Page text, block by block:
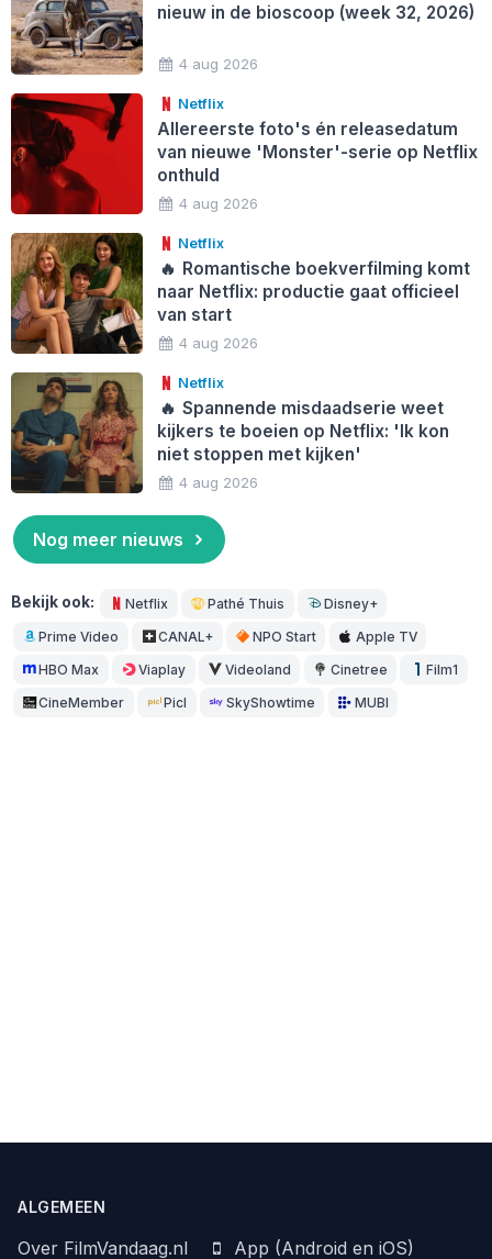
nieuw in de bioscoop (week 32, 2026)
4 aug 2026
Netflix
Allereerste foto's én releasedatum
van nieuwe 'Monster'-serie op Netflix
onthuld
4 aug 2026
Netflix
🔥 Romantische boekverfilming komt
naar Netflix: productie gaat officieel
van start
4 aug 2026
Netflix
🔥 Spannende misdaadserie weet
kijkers te boeien op Netflix: 'Ik kon
niet stoppen met kijken'
4 aug 2026
Nog meer nieuws
Bekijk ook: Netflix Pathé Thuis Disney+
Prime Video CANAL+ NPO Start Apple TV
HBO Max Viaplay Videoland Cinetree Film1
CineMember Picl SkyShowtime MUBI
ALGEMEEN
Over FilmVandaag.nl
App (Android en iOS)